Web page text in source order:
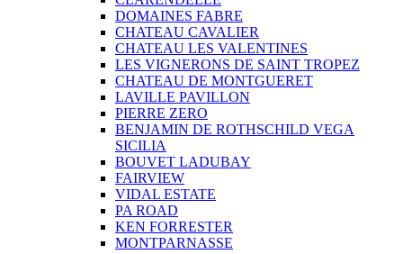
DOMAINES FABRE
CHATEAU CAVALIER
CHATEAU LES VALENTINES
LES VIGNERONS DE SAINT TROPEZ
CHATEAU DE MONTGUERET
LAVILLE PAVILLON
PIERRE ZERO
BENJAMIN DE ROTHSCHILD VEGA
SICILIA
BOUVET LADUBAY
FAIRVIEW
VIDAL ESTATE
PA ROAD
KEN FORRESTER
MONTPARNASSE